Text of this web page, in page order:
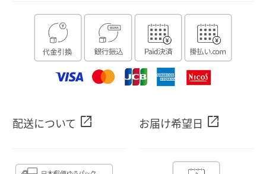
配送について open_in_new お届け希望日 open_in_new